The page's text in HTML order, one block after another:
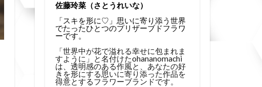
佐藤玲菜（さとうれいな）
「スキを形に♡」思いに寄り添う世界
でたったひとつのプリザーブドフラワ
ーです。
「世界中が花で溢れる幸せに包まれま
すように」と名付けたohananomachi
は、透明感のある作風と、あなたの好
きを形にする思いに寄り添った作品を
得意とするフラワーブランドです。